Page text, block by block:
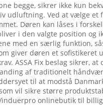
begge, sikrer ikke kun
udluftning. Ved at vælge et
Døren kan låses i
i den valgte position og
med en særlig funktion,
giver døren et sofistikeret
ASSA Fix beslag sikrer,
af traditionelt
til at modstå
vil sikre større
onlinebutik til